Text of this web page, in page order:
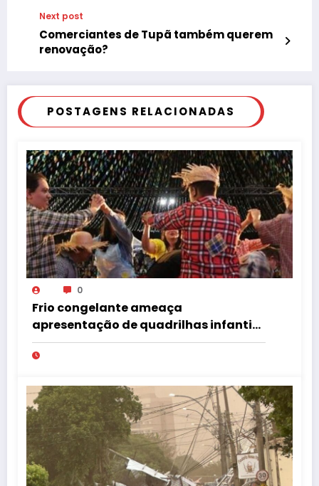
Next post
Comerciantes de Tupã também querem
renovação?
POSTAGENS RELACIONADAS
0
Frio congelante ameaça
apresentação de quadrilhas infantis
no Tupã Junina